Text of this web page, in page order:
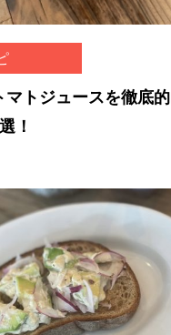
マトジュースを徹底
！